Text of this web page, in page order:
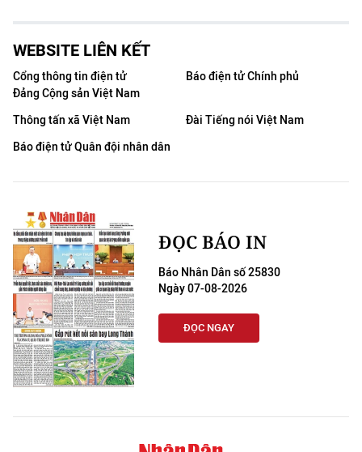
WEBSITE LIÊN KẾT
Cổng thông tin điện tử
Đảng Cộng sản Việt Nam
Báo điện tử Chính phủ
Thông tấn xã Việt Nam
Đài Tiếng nói Việt Nam
Báo điện tử Quân đội nhân dân
ĐỌC BÁO IN
Báo Nhân Dân số 25830
Ngày 07-08-2026
ĐỌC NGAY